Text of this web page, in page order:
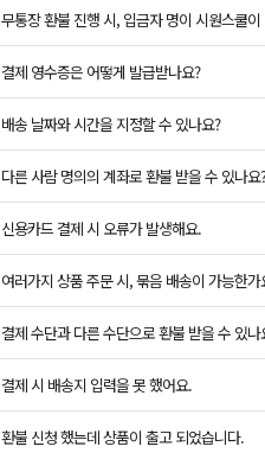
무통장 환불 진행 시, 입금자 명이 시원스쿨이
결제 영수증은 어떻게 발급받나요?
배송 날짜와 시간을 지정할 수 있나요?
다른 사람 명의의 계좌로 환불 받을 수 있나요?
신용카드 결제 시 오류가 발생해요.
여러가지 상품 주문 시, 묶음 배송이 가능한가
결제 수단과 다른 수단으로 환불 받을 수 있나
결제 시 배송지 입력을 못 했어요.
환불 신청 했는데 상품이 출고 되었습니다.